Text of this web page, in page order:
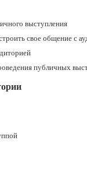
выступления
свое общение с
публичных